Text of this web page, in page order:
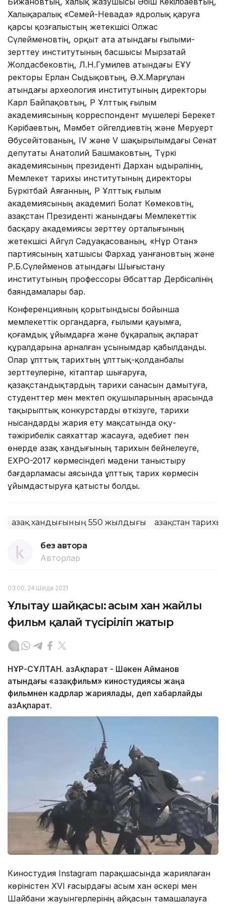
Халықаралық «Семей-Невада» ядролық қаруға
қарсы қозғалыстың жетекшісі Олжас
Сүлейменовтің, Қорқыт ата атындағы ғылыми-
зерттеу институтының басшысы Мырзатай
Жолдасбековтің, Л.Н.Гумилев атындағы ЕҰУ
ректоры Ерлан Сыдықовтың, Ә.Х.Марғұлан
атындағы археология институтының директоры
Карл Байпақовтың, ҚР Ұлттық ғылым
академиясының корреспондент мүшелері Берекет
Кәрібаевтың, Мәмбет Қойгелдиевтің және Меруерт
Әбусейітованың, IV және V шақырылымдағы Сенат
депутаты Анатолий Башмаковтың, Түркі
академиясының президенті Дархан Қыдырәлінің,
Мемлекет тарихы институтының директоры
Бүркітбай Аяғанның, ҚР Ұлттық ғылым
академиясының академигі Болат Көмековтің,
Қазақстан Президенті жанындағы Мемлекеттік
басқару академиясы зерттеу орталығының
жетекшісі Айгүл Сәдуақасованың, «Нұр Отан»
партиясының хатшысы Фархад Қуанғановтың және
Р.Б.Сүлейменов атындағы Шығыстану
институтының профессоры Әбсаттар Дербісәлінің
баяндамалары бар.
Конференцияның қорытындысы бойынша
мемлекеттік органдарға, ғылыми қауымға,
қоғамдық ұйымдарға және бұқаралық ақпарат
құралдарына арналған ұсынымдар қабылданды.
Олар ұлттық тарихтың ұлттық-қолданбалы
зерттеулеріне, кітаптар шығаруға,
қазақстандықтардың тарихи санасын дамытуға,
студенттер мен мектеп оқушыларының арасында
тақырыптық конкурстарды өткізуге, тарихи
нысандарды жария ету мақсатында оқу-
тәжірибелік саяхаттар жасауға, әдебиет пен
өнерде Қазақ хандығының тарихын бейнелеуге,
ЕХРО-2017 көрмесіндегі мәдени таныстыру
бағдарламасы аясында ұлттық тарих көрмесін
ұйымдастыруға қатысты болды.
Қазақ хандығының 550 жылдығы Қазақстан тарихы
без автора
Авторлар
03:00, 24 Шілде 2021
Ұлытау шайқасы: Қасым хан жайлы
фильм қалай түсіріліп жатыр
НҰР-СҰЛТАН. ҚазАқпарат - Шәкен Айманов
атындағы «Қазақфильм» киностудиясы жаңа
фильмнен кадрлар жариялады, деп хабарлайды
ҚазАқпарат.
Киностудия Instagram парақшасында жариялаған
көріністен XVI ғасырдағы Қасым хан әскері мен
Шайбани жауынгерлерінің айқасын тамашалауға